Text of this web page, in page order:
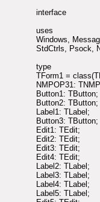
interface
uses
Windows,
StdCtrls, Psock,
type
TForm1 =
NMPOP31:
Button1: TButton;
Button2: TButton;
Label1: TLabel;
Button3: TButton;
Edit1: TEdit;
Edit2: TEdit;
Edit3: TEdit;
Edit4: TEdit;
Label2: TLabel;
Label3: TLabel;
Label4: TLabel;
Label5: TLabel;